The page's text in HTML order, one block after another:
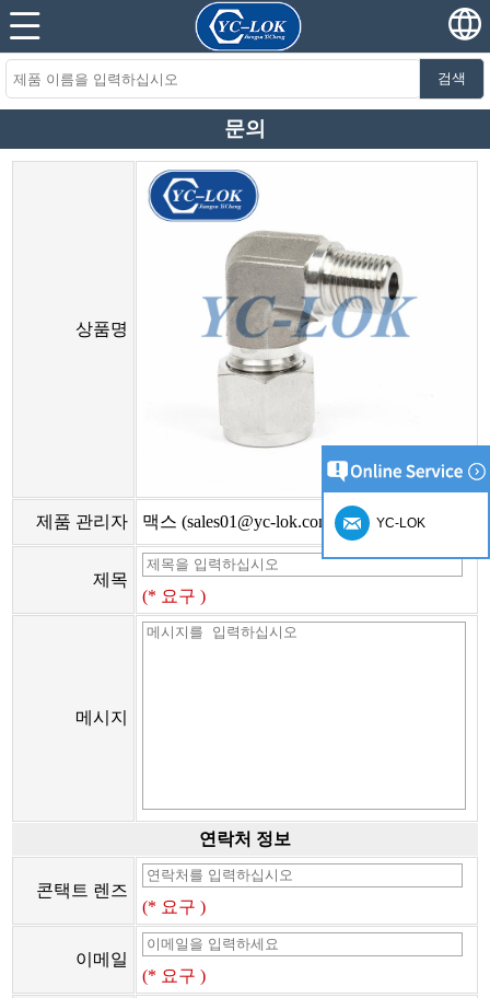
검색
문의
상품명
제품 관리자 맥스 (sales01@yc-lok.com)
제목
(* 요구 )
메시지
연락처 정보
콘택트 렌즈
(* 요구 )
이메일
(* 요구 )
YC-LOK